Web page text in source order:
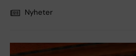
Nyheter